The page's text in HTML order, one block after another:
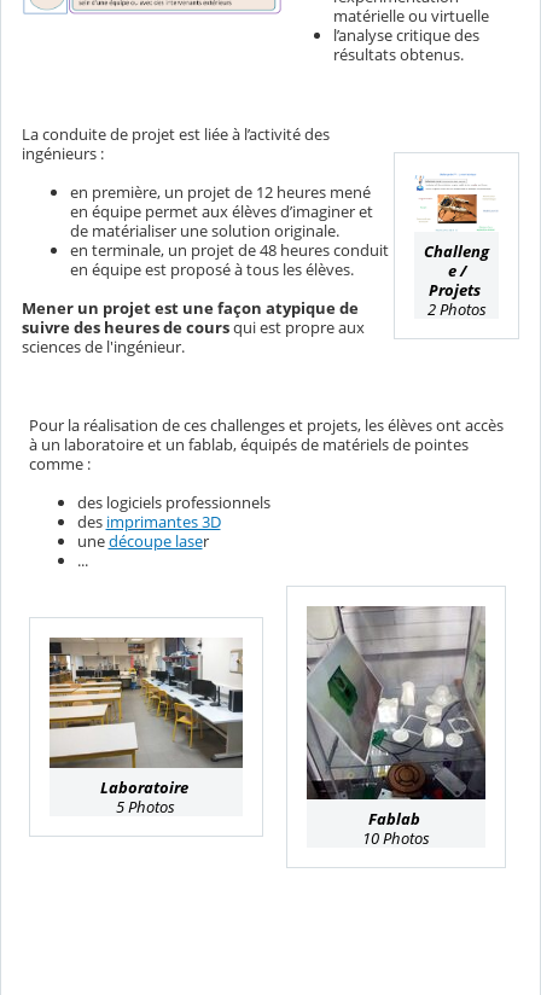
matérielle ou virtuelle
l’analyse critique des
résultats obtenus.
La conduite de projet est liée à l’activité des
ingénieurs :
en première, un projet de 12 heures mené
en équipe permet aux élèves d’imaginer et
de matérialiser une solution originale.
en terminale, un projet de 48 heures conduit
en équipe est proposé à tous les élèves.
Mener un projetest une façon atypique de
suivre des heures de coursqui est propre aux
sciences de l'ingénieur.
Challeng
e /
Projets
2 Photos
Pour la réalisation de ces challenges et projets, les élèves ont accès
à un laboratoire et un fablab, équipés de matériels de pointes
comme :
des logiciels professionnels
des imprimantes 3D
unedécoupe laser
...
Laboratoire
5 Photos
Fablab
10 Photos